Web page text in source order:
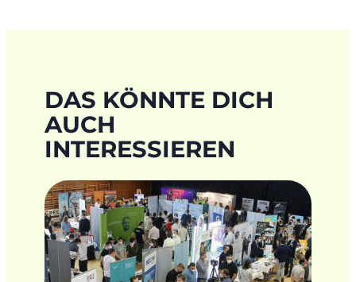
DAS KÖNNTE DICH
AUCH
INTERESSIEREN